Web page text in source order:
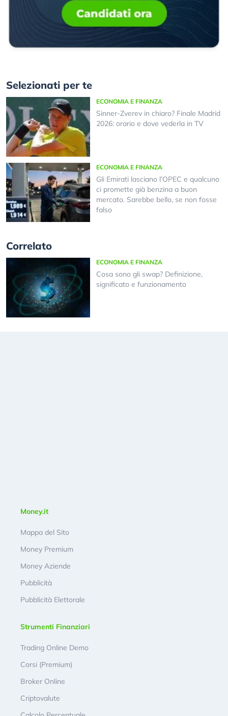
Selezionati per te
ECONOMIA E FINANZA
Sinner-Zverev in chiaro? Finale Madrid
2026: orario e dove vederla in TV
ECONOMIA E FINANZA
Gli Emirati lasciano l’OPEC e qualcuno
ci promette già benzina a buon
mercato. Sarebbe bello, se non fosse
falso
Correlato
ECONOMIA E FINANZA
Cosa sono gli swap? Definizione,
significato e funzionamento
Money.it
Mappa del Sito
Money Premium
Money Aziende
Pubblicità
Pubblicità Elettorale
Strumenti Finanziari
Trading Online Demo
Corsi (Premium)
Broker Online
Criptovalute